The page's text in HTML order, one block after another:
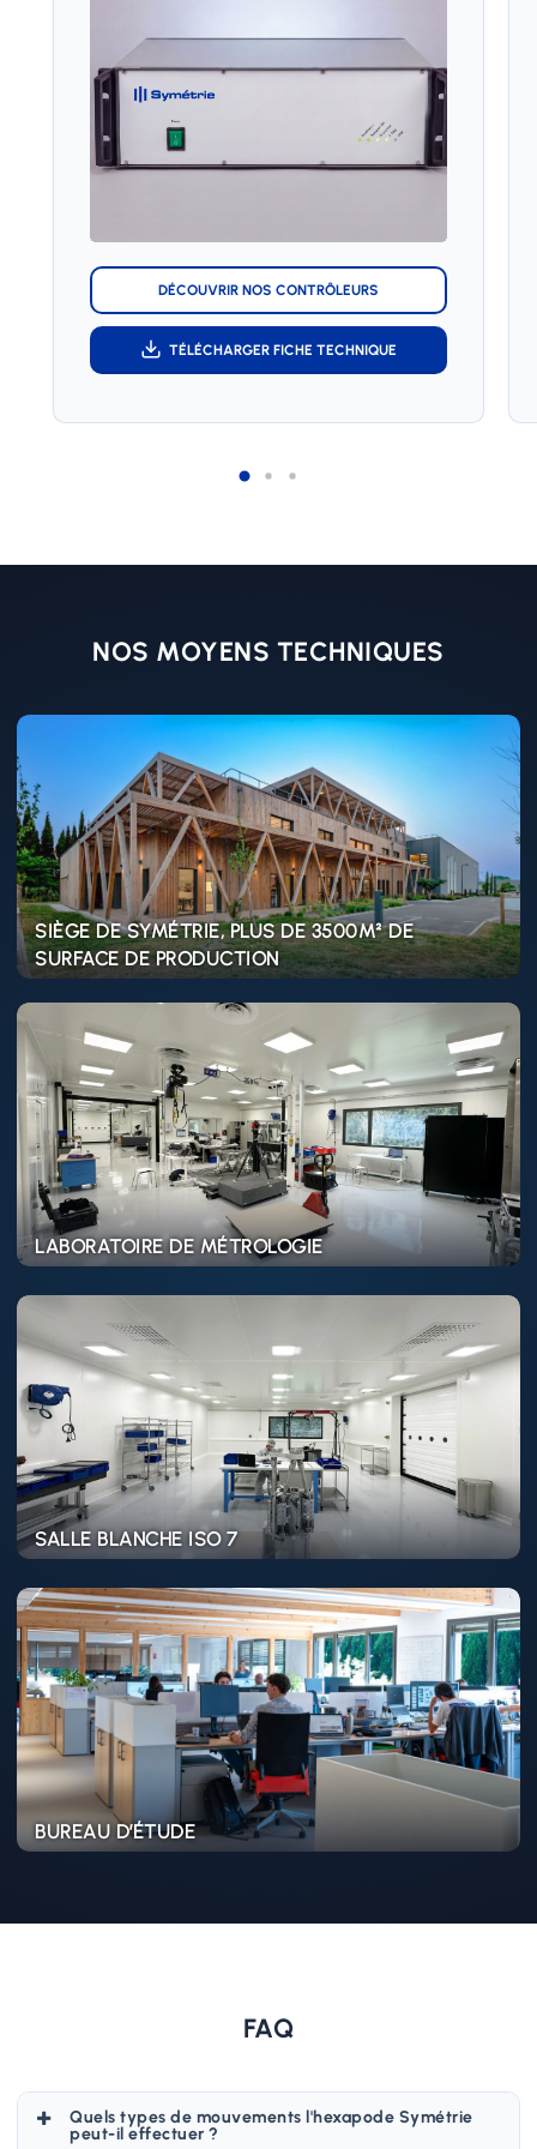
DÉCOUVRIR NOS CONTRÔLEURS
TÉLÉCHARGER FICHE TECHNIQUE
NOS MOYENS TECHNIQUES
SIÈGE DE SYMÉTRIE, PLUS DE 3500M² DE
SURFACE DE PRODUCTION
Learn
more
LABORATOIRE DE MÉTROLOGIE
Learn
more
SALLE BLANCHE ISO 7
Learn
BUREAU D’ÉTUDE
Learn
more
FAQ
Quels types de mouvements l'hexapode Symétrie
peut-il effectuer ?